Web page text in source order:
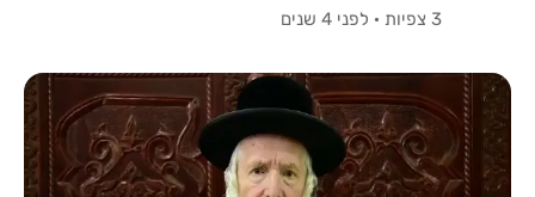
3 צפיות
· לפני 4 שנים